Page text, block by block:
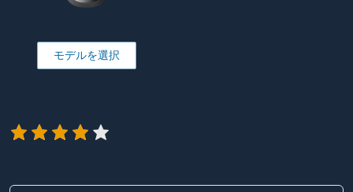
モデルを選択